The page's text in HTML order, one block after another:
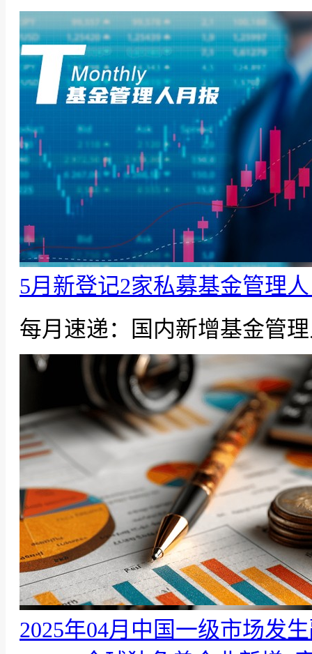
5月新登记2家私募基金管理
每月速递：国内新增基金管
2025年04月中国一级市场发